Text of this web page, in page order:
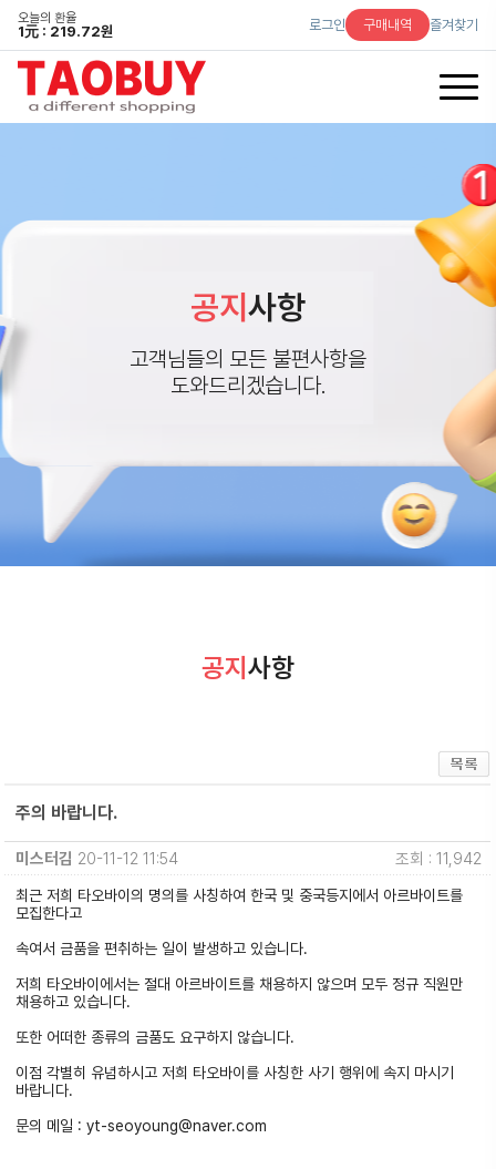
오늘의 환율
1元 : 219.72원 로그인 구매내역 즐겨찾기
공지 사항
고객님들의 모든 불편사항을
도와드리겠습니다.
공지 사항
주의 바랍니다.
미스터김 20-11-12 11:54 조회 : 11,942
최근 저희 타오바이의 명의를 사칭하여 한국 및 중국등지에서 아르바이트를
모집한다고
속여서 금품을 편취하는 일이 발생하고 있습니다.
저희 타오바이에서는 절대 아르바이트를 채용하지 않으며 모두 정규 직원만
채용하고 있습니다.
또한 어떠한 종류의 금품도 요구하지 않습니다.
이점 각별히 유념하시고 저희 타오바이를 사칭한 사기 행위에 속지 마시기
바랍니다.
문의 메일 : yt-seoyoung@naver.com